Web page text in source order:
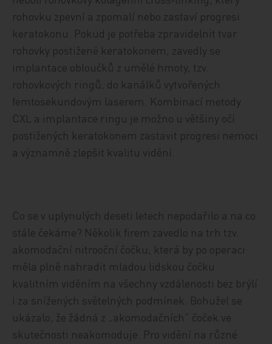
rohovku zpevní a zpomalí nebo zastaví progresi
keratokonu. Pokud je potřeba zpravidelnit tvar
rohovky postižené keratokonem, zavedly se
implantace obloučků z umělé hmoty, tzv.
rohovkových ringů, do kanálků vytvořených
femtosekundovým laserem. Kombinací metody
CXL a implantace ringu je možno u většiny očí
postižených keratokonem zastavit progresi nemoci
a významně zlepšit kvalitu vidění.
Co se v uplynulých deseti letech nepodařilo a na co
stále čekáme? Několik firem zavedlo na trh tzv.
akomodační nitrooční čočku, která by po operaci
měla plně nahradit mladou lidskou čočku
kvalitním viděním na všechny vzdálenosti bez brýlí
i za snížených světelných podmínek. Bohužel se
ukázalo, že žádná z „akomodačních“ čoček ve
skutečnosti neakomoduje. Pro vidění na různé